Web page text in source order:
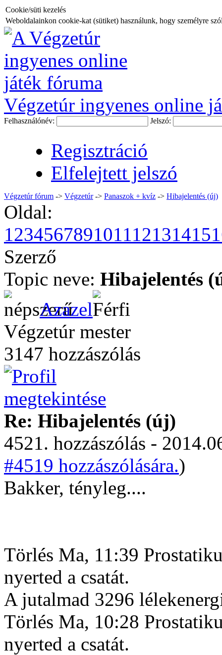
Cookie/süti kezelés
Weboldalainkon cookie-kat (sütiket) használunk, hogy személyre
Végzetúr ingyenes online
Felhasználónév: Jelszó:
Regisztráció
Elfelejtett jelszó
Végzetúr fórum -> Végzetúr-> Panaszok + kvíz -> Hibajelentés (új)
Oldal:
123456789101112131415
Szerző
Topic neve: Hibajelentés
Azazel
Végzetúr mester
3147 hozzászólás
Re: Hibajelentés (új)
4521. hozzászólás -
#4519 hozzászólására.)
Bakker, tényleg....
Törlés Ma, 11:39
nyerted a csatát.
A jutalmad 3296
Törlés Ma, 10:28
nyerted a csatát.